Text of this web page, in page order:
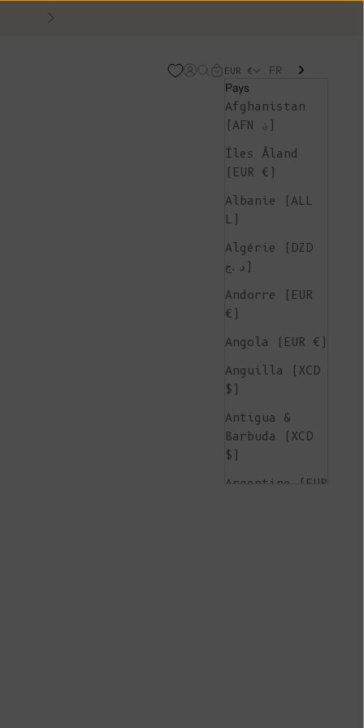
Suivant
Page d'ouverture de
Recherche ouverte
Chariot ouvert
EUR €
Pays
Afghanistan
(AFN ؋)
Îles Åland
(EUR €)
Albanie (ALL
L)
Algérie (DZD
د.ج)
Andorre (EUR
€)
Angola (EUR €)
Anguilla (XCD
$)
Antigua &
Barbuda (XCD
$)
Argentine (EUR
FR